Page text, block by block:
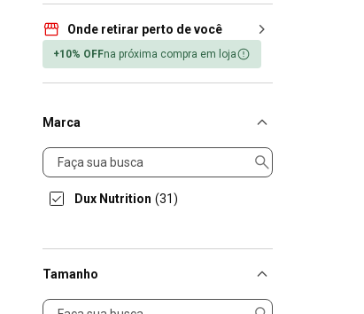
Onde retirar perto de você
+10% OFFna próxima compra em loja
Marca
Marca
Dux Nutrition (31)
Tamanho
Tamanho